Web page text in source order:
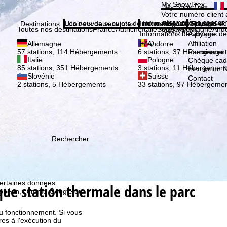
que TravelTrex
activités, à l'aide des
à la
données
comme Google ou
fonctionnement. Si vous
à l'exécution du
Inscription
My SnowTrex
My SnowTrex
Votre numéro client
informations
réservation.
Destinations
Toutes nos destinationsFranceAutricheItalieSuisseAllemagne
Allemagne
57 stations, 114 Hébergements
Andorre
6 stations, 37
Italie
85 stations, 351 Hébergements
Pologne
3 stations, 11
Slovénie
2 stations, 5 Hébergements
Suisse
33 stations, 97
Univers de vacances
Les nouveaux sujets de notre magazine
Informations
Informations de voyage
Informations de voyage
FAQ
Entreprise
À propos
À propos
Affiliation
Parrainage
Chèque
Inscription
Contact
Rechercher
station thermale dans le parc